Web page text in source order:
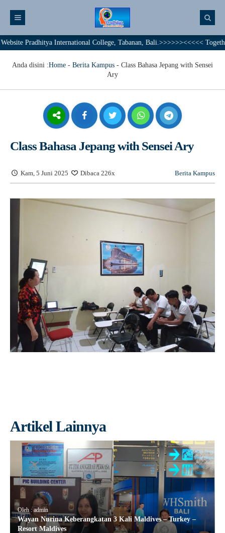
International College, Tabanan, Bali.>>>>>><<<<< Together We
Anda disini :Home - Berita Kampus - Class Bahasa Jepang with Sensei
Ary
Class Bahasa Jepang with Sensei Ary
Kam, 5 Juni 2025 Dibaca 226x Berita Kampus
Artikel Lainnya
Oleh : admin
Wayan Nurina Keberangkatan 3 Kali Maldives – Turkey –
Resort Maldives